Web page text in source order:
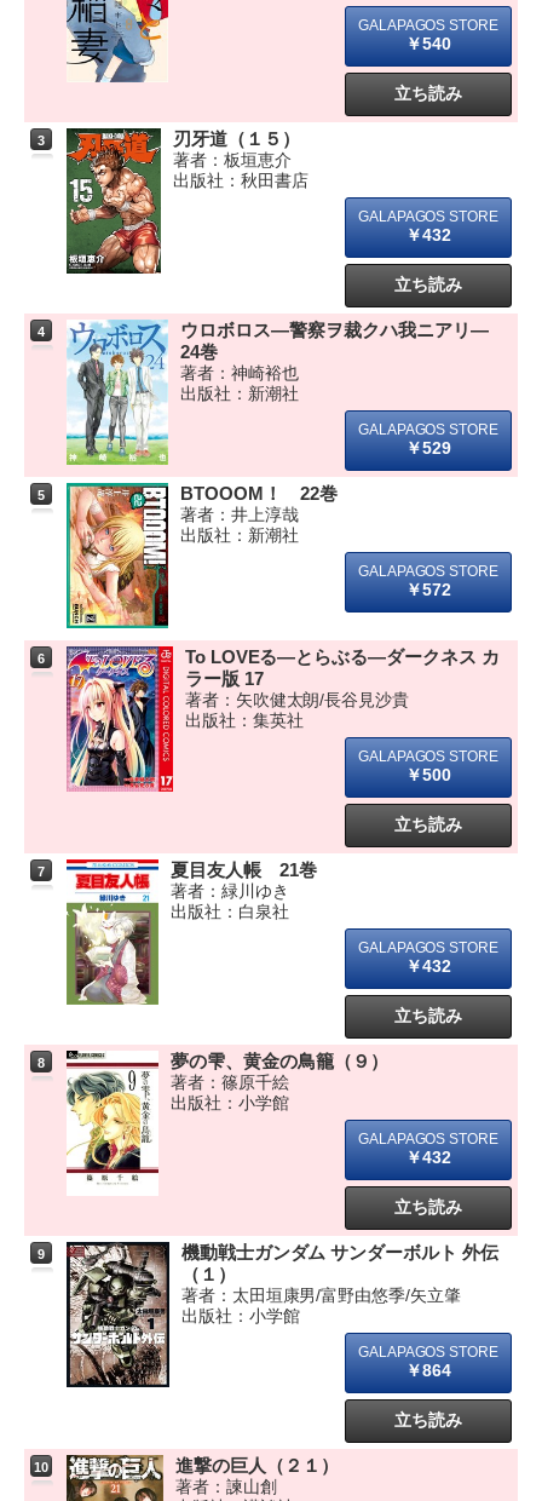
￥540
立ち読み
3 刃牙道（１５）
著者：板垣恵介
出版社：秋田書店
￥432
立ち読み
4
ウロボロス―警察ヲ裁クハ我ニアリ―
24巻
著者：神崎裕也
出版社：新潮社
￥529
5 BTOOOM！ 22巻
著者：井上淳哉
出版社：新潮社
￥572
6
To LOVEる―とらぶる―ダークネス カ
ラー版 17
著者：矢吹健太朗/長谷見沙貴
出版社：集英社
￥500
立ち読み
7 夏目友人帳 21巻
著者：緑川ゆき
出版社：白泉社
￥432
立ち読み
8 夢の雫、黄金の鳥籠（９）
著者：篠原千絵
出版社：小学館
￥432
立ち読み
9
機動戦士ガンダム サンダーボルト 外伝
（１）
著者：太田垣康男/富野由悠季/矢立肇
出版社：小学館
￥864
立ち読み
10 進撃の巨人（２１）
著者：諫山創